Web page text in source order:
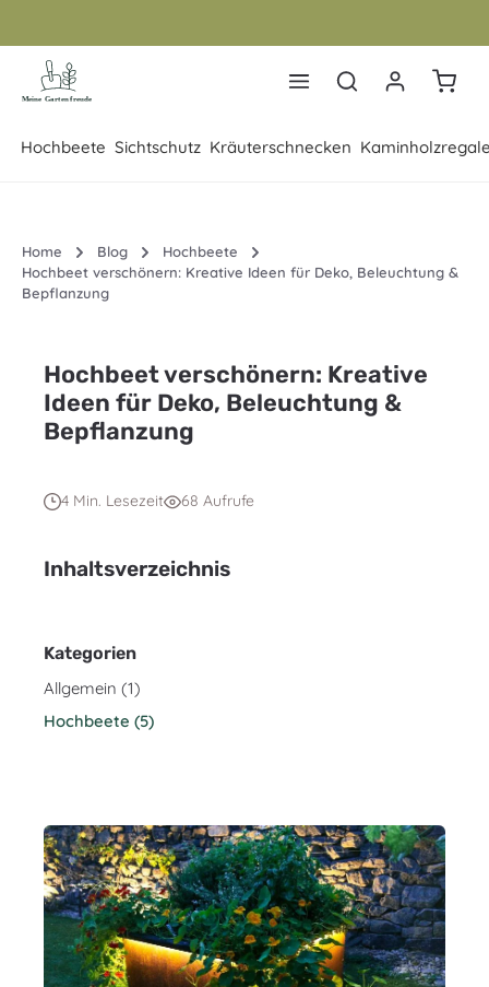
Hochbeete Sichtschutz Kräuterschnecken
Home Blog
Hochbeete
Hochbeet verschönern: Kreative Ideen für Deko, Beleuchtung &
Bepflanzung
Hochbeet verschönern: Kreative
Ideen für Deko, Beleuchtung &
Bepflanzung
4 Min. Lesezeit 68 Aufrufe
Inhaltsverzeichnis
Kategorien
Allgemein (1)
Hochbeete (5)